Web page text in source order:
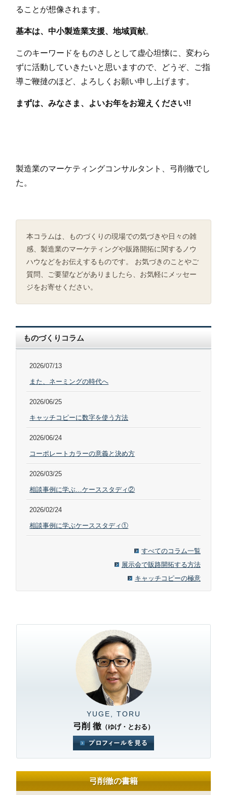
ることが想像されます。
基本は、中小製造業支援、地域貢献。
このキーワードをものさしとして虚心坦懐に、変わら
ずに活動していきたいと思いますので、どうぞ、ご指
導ご鞭撻のほど、よろしくお願い申し上げます。
まずは、みなさま、よいお年をお迎えください!!
製造業のマーケティングコンサルタント、弓削徹でし
た。
本コラムは、ものづくりの現場での気づきや日々の雑
感、製造業のマーケティングや販路開拓に関するノウ
ハウなどをお伝えするものです。 お気づきのことやご
質問、ご要望などがありましたら、お気軽にメッセー
ジをお寄せください。
ものづくりコラム
2026/07/13
また、ネーミングの時代へ
2026/06/25
キャッチコピーに数字を使う方法
2026/06/24
コーポレートカラーの意義と決め方
2026/03/25
相談事例に学ぶ…ケーススタディ②
2026/02/24
相談事例に学ぶケーススタディ①
すべてのコラム一覧
展示会で販路開拓する方法
キャッチコピーの極意
YUGE, TORU
弓削 徹 （ゆげ・とおる）
弓削徹の書籍